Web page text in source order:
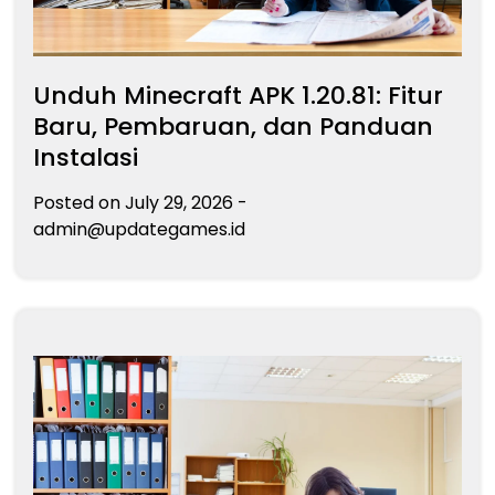
Unduh Minecraft APK 1.20.81: Fitur
Baru, Pembaruan, dan Panduan
Instalasi
Posted onJuly 29, 2026 -
admin@updategames.id